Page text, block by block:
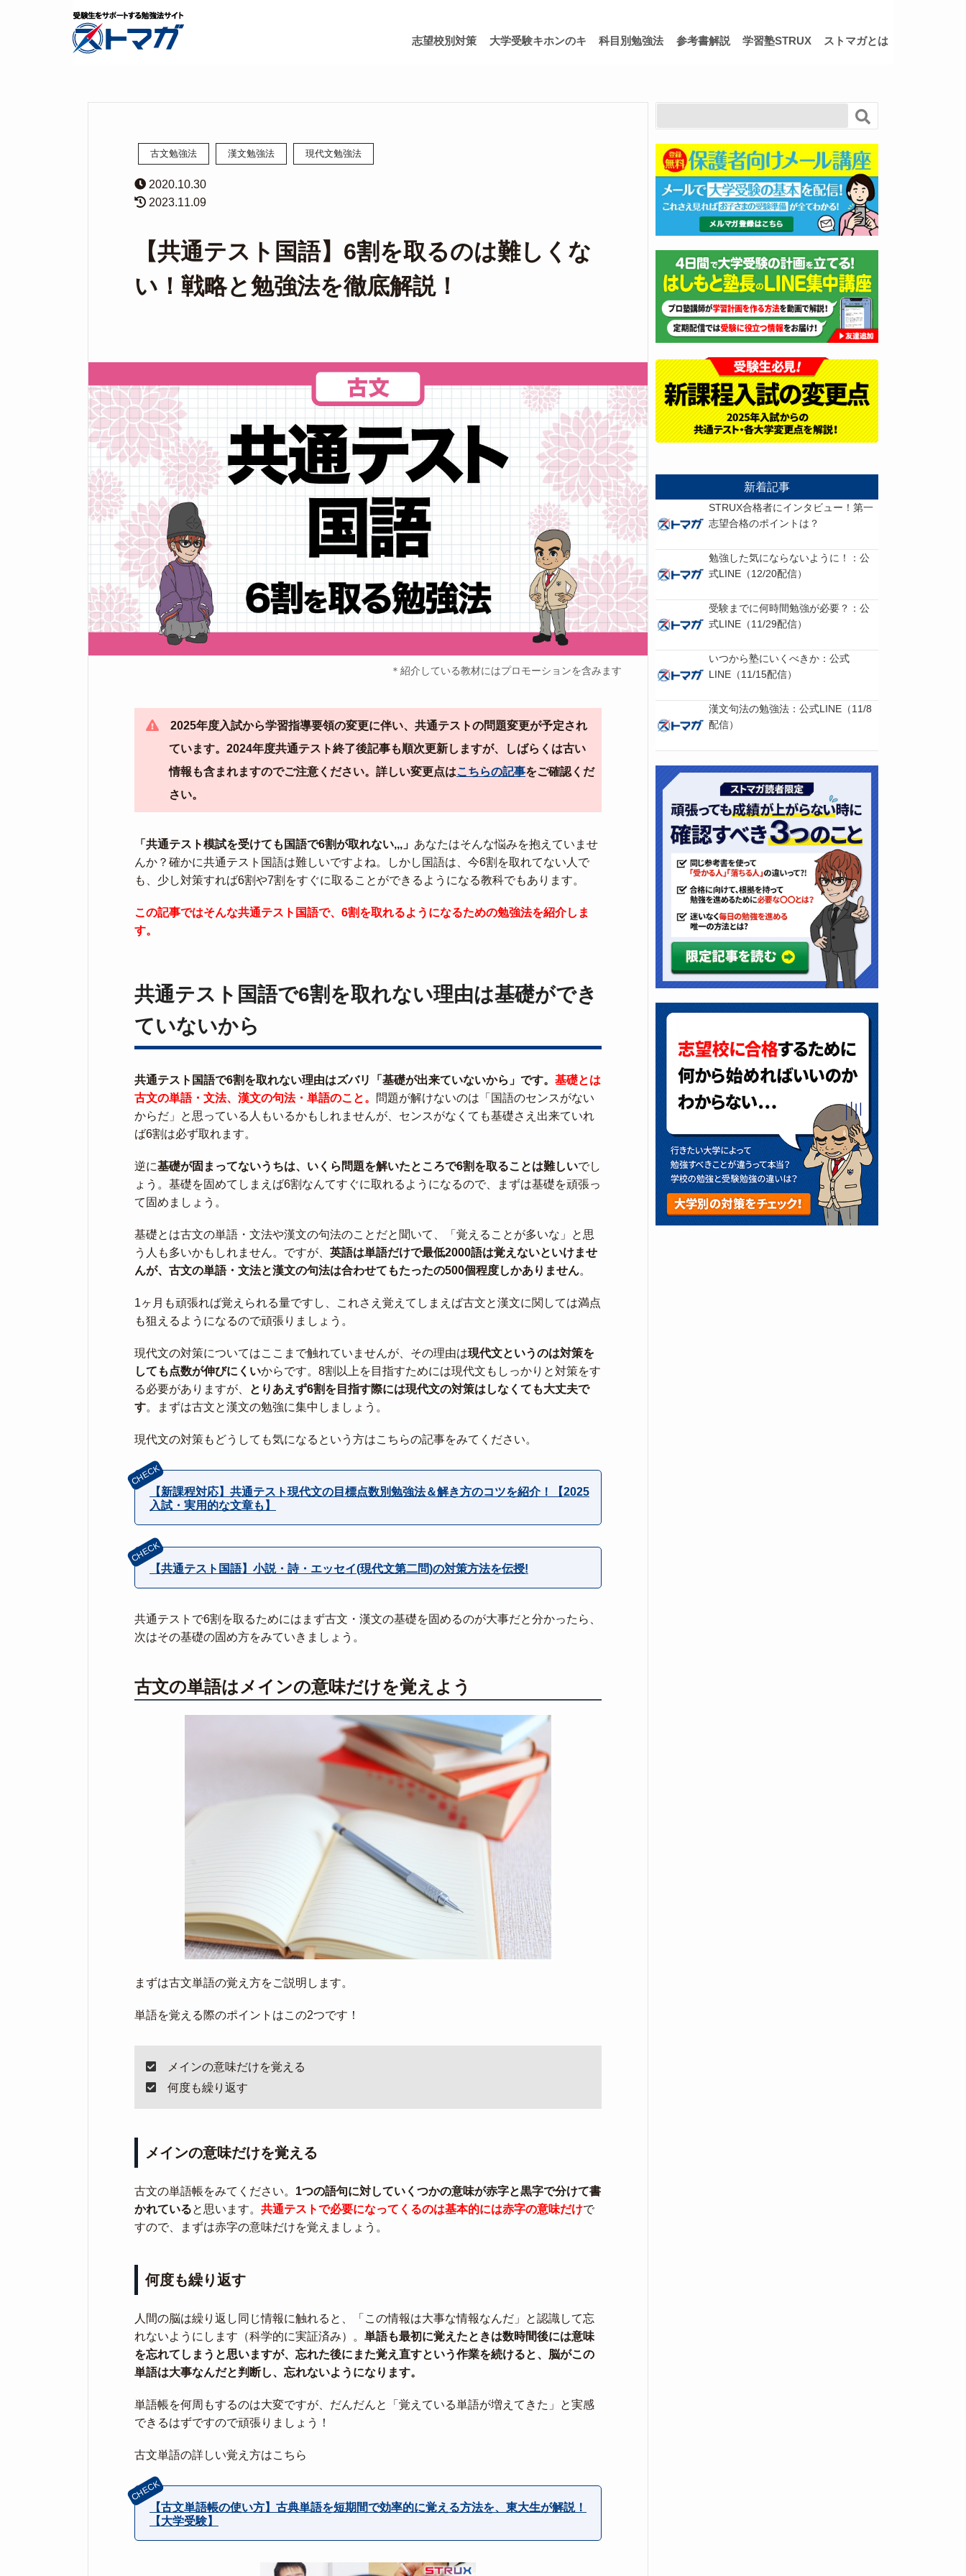
志望校別対策 大学受験キホンのキ 科目別勉強法 参考書解説 学習塾STRUX ストマガとは
古文勉強法 漢文勉強法 現代文勉強法
2020.10.30
2023.11.09
【共通テスト国語】6割を取るのは難しくな
い！戦略と勉強法を徹底解説！
＊紹介している教材にはプロモーションを含みます
2025年度入試から学習指導要領の変更に伴い、共通テストの問題変更が予定され
ています。2024年度共通テスト終了後記事も順次更新しますが、しばらくは古い
情報も含まれますのでご注意ください。詳しい変更点はこちらの記事をご確認くだ
さい。
「共通テスト模試を受けても国語で6割が取れない,,,」 あなたはそんな悩みを抱えていませ
んか？確かに共通テスト国語は難しいですよね。しかし国語は、今6割を取れてない人で
も、少し対策すれば6割や7割をすぐに取ることができるようになる教科でもあります。
この記事ではそんな共通テスト国語で、6割を取れるようになるための勉強法を紹介しま
す。
共通テスト国語で6割を取れない理由は基礎ができ
ていないから
共通テスト国語で6割を取れない理由はズバリ「基礎が出来ていないから」です。 基礎とは
古文の単語・文法、漢文の句法・単語のこと。
問題が解けないのは「国語のセンスがない
からだ」と思っている人もいるかもしれませんが、センスがなくても基礎さえ出来ていれ
ば6割は必ず取れます。
逆に基礎が固まってないうちは、いくら問題を解いたところで6割を取ることは難しいでし
ょう。基礎を固めてしまえば6割なんてすぐに取れるようになるので、まずは基礎を頑張っ
て固めましょう。
基礎とは古文の単語・文法や漢文の句法のことだと聞いて、「覚えることが多いな」と思
う人も多いかもしれません。ですが、 英語は単語だけで最低2000語は覚えないといけませ
んが、古文の単語・文法と漢文の句法は合わせてもたったの500個程度しかありません。
1ヶ月も頑張れば覚えられる量ですし、これさえ覚えてしまえば古文と漢文に関しては満点
も狙えるようになるので頑張りましょう。
現代文の対策についてはここまで触れていませんが、その理由は現代文というのは対策を
しても点数が伸びにくいからです。8割以上を目指すためには現代文もしっかりと対策をす
る必要がありますが、
とりあえず6割を目指す際には現代文の対策はしなくても大丈夫で
す。まずは古文と漢文の勉強に集中しましょう。
現代文の対策もどうしても気になるという方はこちらの記事をみてください。
【新課程対応】共通テスト現代文の目標点数別勉強法＆解き方のコツを紹介！【2025
入試・実用的な文章も】
【共通テスト国語】小説・詩・エッセイ(現代文第二問)の対策方法を伝授!
共通テストで6割を取るためにはまず古文・漢文の基礎を固めるのが大事だと分かったら、
次はその基礎の固め方をみていきましょう。
古文の単語はメインの意味だけを覚えよう
まずは古文単語の覚え方をご説明します。
単語を覚える際のポイントはこの2つです！
メインの意味だけを覚える
何度も繰り返す
メインの意味だけを覚える
古文の単語帳をみてください。 1つの語句に対していくつかの意味が赤字と黒字で分けて書
かれていると思います。 共通テストで必要になってくるのは基本的には赤字の意味だけで
すので、まずは赤字の意味だけを覚えましょう。
何度も繰り返す
人間の脳は繰り返し同じ情報に触れると、「この情報は大事な情報なんだ」と認識して忘
れないようにします（科学的に実証済み）。 単語も最初に覚えたときは数時間後には意味
を忘れてしまうと思いますが、忘れた後にまた覚え直すという作業を続けると、脳がこの
単語は大事なんだと判断し、忘れないようになります。
単語帳を何周もするのは大変ですが、だんだんと「覚えている単語が増えてきた」と実感
できるはずですので頑張りましょう！
古文単語の詳しい覚え方はこちら
【古文単語帳の使い方】古典単語を短期間で効率的に覚える方法を、東大生が解説！
【大学受験】
新着記事
STRUX合格者にインタビュー！第一
志望合格のポイントは？
勉強した気にならないように！：公
式LINE（12/20配信）
受験までに何時間勉強が必要？：公
式LINE（11/29配信）
いつから塾にいくべきか：公式
LINE（11/15配信）
漢文句法の勉強法：公式LINE（11/8
配信）